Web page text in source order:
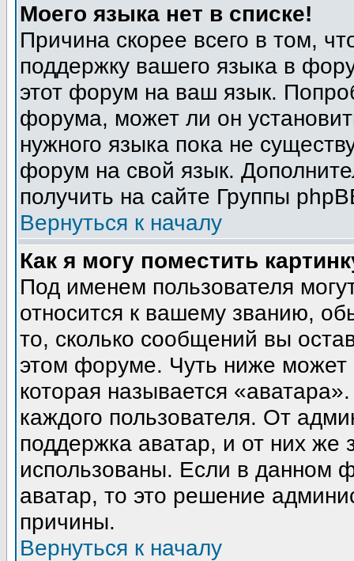
Моего языка нет в списке!
Причина скорее всего в том,
поддержку вашего языка в
этот форум на ваш язык.
форума, может ли он
нужного языка пока не
форум на свой язык.
получить на сайте Группы
Вернуться к началу
Как я могу поместить
Под именем пользователя
относится к вашему званию,
то, сколько сообщений вы
этом форуме. Чуть ниже может
которая называется
каждого пользователя. От
поддержка аватар, и от них же
использованы. Если в данном
аватар, то это решение
причины.
Вернуться к началу